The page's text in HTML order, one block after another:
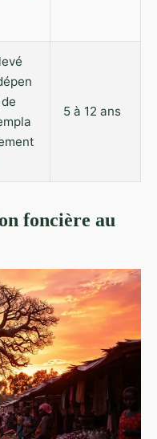
5 à 12 ans
foncière au